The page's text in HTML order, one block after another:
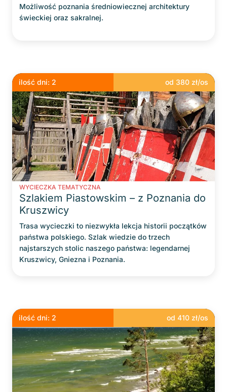
Możliwość poznania średniowiecznej architektury
świeckiej oraz sakralnej.
ilość dni: 2 od 380 zł/os
WYCIECZKA TEMATYCZNA
Szlakiem Piastowskim – z Poznania do
Kruszwicy
Trasa wycieczki to niezwykła lekcja historii początków
państwa polskiego. Szlak wiedzie do trzech
najstarszych stolic naszego państwa: legendarnej
Kruszwicy, Gniezna i Poznania.
ilość dni: 2 od410 zł/os